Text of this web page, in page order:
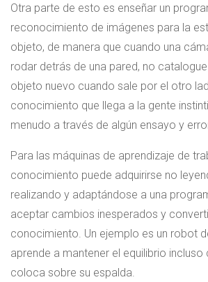
Otra parte de esto es enseñar un
reconocimiento de imágenes para la
objeto, de manera que cuando una
rodar detrás de una pared, no
objeto nuevo cuando sale por el otro
conocimiento que llega a la gente
menudo a través de algún ensayo y
Para las máquinas de aprendizaje de
conocimiento puede adquirirse no
realizando y adaptándose a una
aceptar cambios inesperados y
conocimiento. Un ejemplo es un robot
aprende a mantener el equilibrio
coloca sobre su espalda.